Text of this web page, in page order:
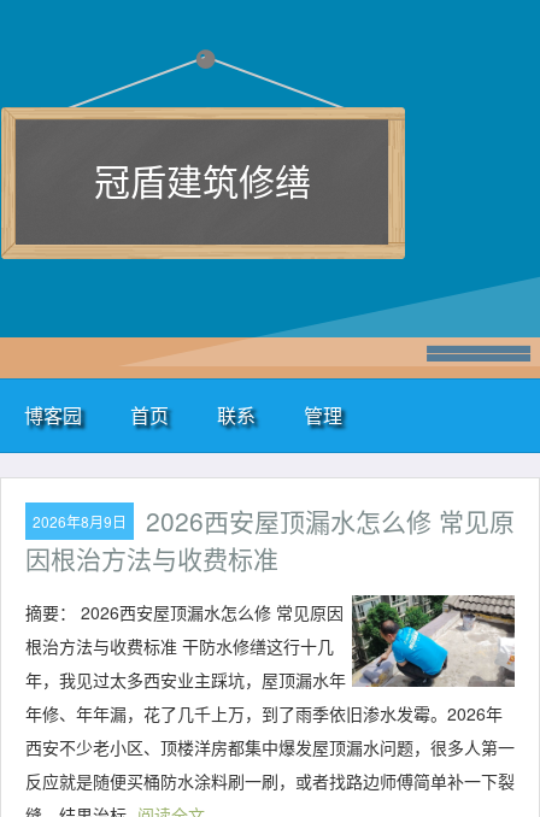
冠盾建筑修缮
博客园 首页 联系 管理
2026年8月9日
2026西安屋顶漏水怎么修 常见原
因根治方法与收费标准
摘要： 2026西安屋顶漏水怎么修 常见原因
根治方法与收费标准 干防水修缮这行十几
年，我见过太多西安业主踩坑，屋顶漏水年
年修、年年漏，花了几千上万，到了雨季依旧渗水发霉。2026年
西安不少老小区、顶楼洋房都集中爆发屋顶漏水问题，很多人第一
反应就是随便买桶防水涂料刷一刷，或者找路边师傅简单补一下裂